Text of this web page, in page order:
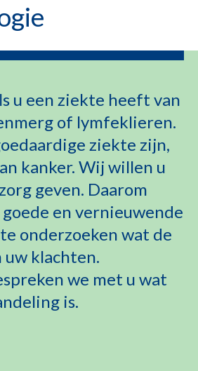
u een ziekte heeft van
of lymfeklieren.
ziekte zijn,
kanker. Wij willen u
geven. Daarom
en vernieuwende
onderzoeken wat de
uw klachten.
we met u wat
is.